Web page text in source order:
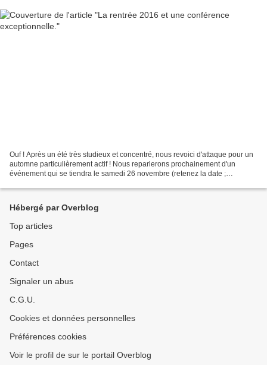
Ouf ! Après un été très studieux et concentré, nous revoici d'attaque pour un
automne particulièrement actif ! Nous reparlerons prochainement d'un
événement qui se tiendra le samedi 26 novembre (retenez la date ;
Hébergé par Overblog
Top articles
Pages
Contact
Signaler un abus
C.G.U.
Cookies et données personnelles
Préférences cookies
Voir le profil de sur le portail Overblog